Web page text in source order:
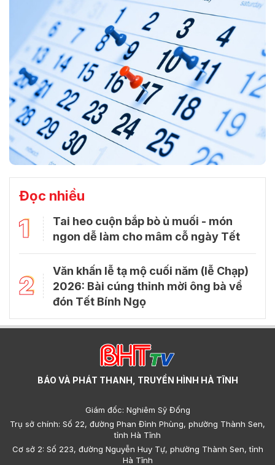
Đọc nhiều
1
Tai heo cuộn bắp bò ủ muối - món
ngon dễ làm cho mâm cỗ ngày Tết
2
Văn khấn lễ tạ mộ cuối năm (lễ Chạp)
2026: Bài cúng thỉnh mời ông bà về
đón Tết Bính Ngọ
BÁO VÀ PHÁT THANH, TRUYỀN HÌNH HÀ TĨNH
Giám đốc: Nghiêm Sỹ Đống
Trụ sở chính: Số 22, đường Phan Đình Phùng, phường Thành Sen,
tỉnh Hà Tĩnh
Cơ sở 2: Số 223, đường Nguyễn Huy Tự, phường Thành Sen, tỉnh
Hà Tĩnh